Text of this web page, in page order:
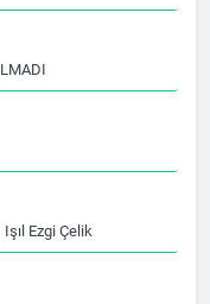
Ezgi Çelik